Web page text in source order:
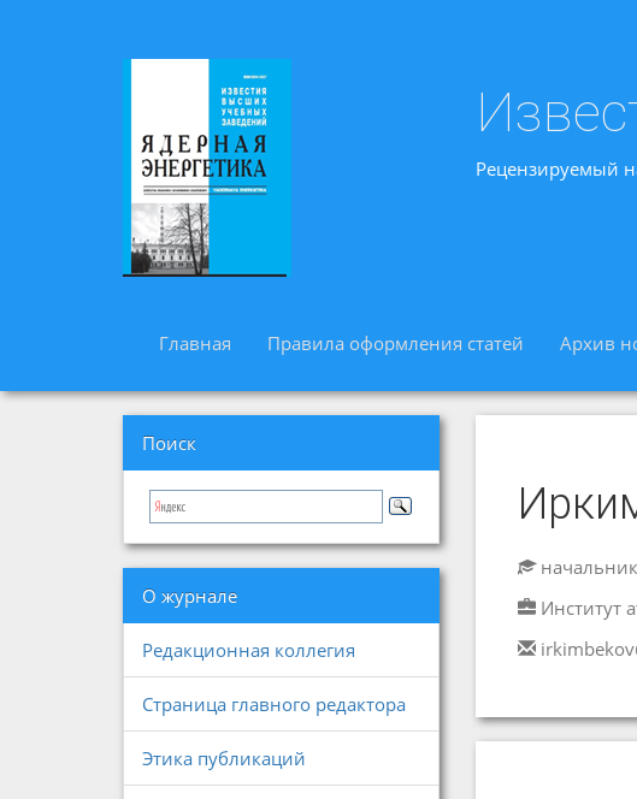
Рецензируемый
Главная Правила оформления статей Архив
Поиск
О журнале
Редакционная коллегия
Страница главного редактора
Этика публикаций
Институт